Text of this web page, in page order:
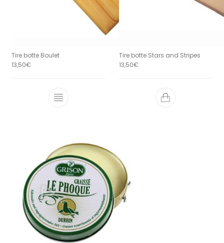
Tire botte Boulet
13,50€
Tire botte Stars and Stripes
13,50€